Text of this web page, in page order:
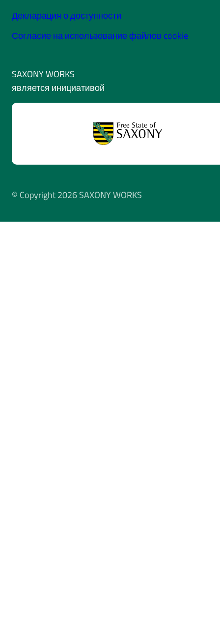
Декларация о доступности
Согласие на использование файлов cookie
SAXONY WORKS
является инициативой
© Copyright 2026 SAXONY WORKS